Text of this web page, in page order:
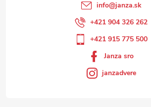
info@janza.sk
+421 904 326 262
+421 915 775 500
Janza sro
janzadvere